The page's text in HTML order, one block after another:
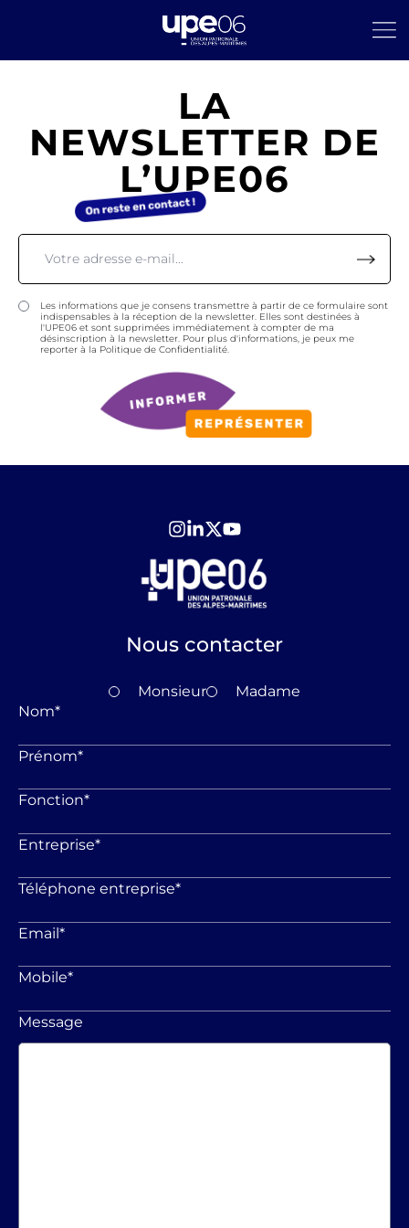
LA
NEWSLETTER DE
L’UPE06
Les informations que je consens transmettre à partir de ce formulaire sont
indispensables à la réception de la newsletter. Elles sont destinées à
l'UPE06 et sont supprimées immédiatement à compter de ma
désinscription à la newsletter. Pour plus d'informations, je peux me
reporter à la Politique de Confidentialité.
Nous contacter
Monsieur
Madame
Nom*
Prénom*
Fonction*
Entreprise*
Téléphone entreprise*
Email*
Mobile*
Message